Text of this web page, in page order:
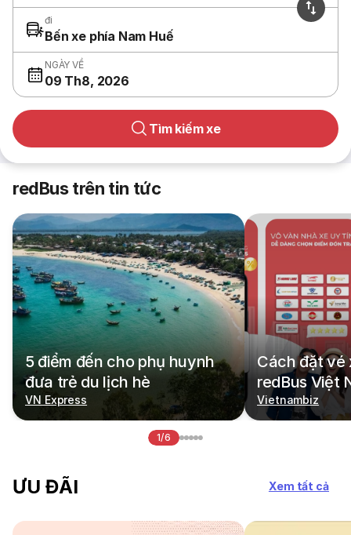
đi
Bến xe phía Nam Huế
NGÀY VỀ
09 Th8, 2026
Tìm kiếm xe
redBus trên tin tức
5 điểm đến cho phụ huynh
đưa trẻ du lịch hè
VN Express
Cách đặt vé
redBus Việt
Vietnambiz
1/6
ƯU ĐÃI Xem tất cả